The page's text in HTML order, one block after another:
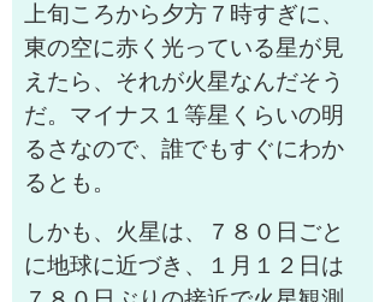
上旬ころから夕方７時すぎに、
東の空に赤く光っている星が見
えたら、それが火星なんだそう
だ。マイナス１等星くらいの明
るさなので、誰でもすぐにわか
るとも。
しかも、火星は、７８０日ごと
に地球に近づき、１月１２日は